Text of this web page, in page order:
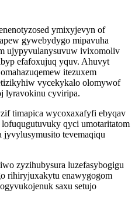
ymixyjevyn of
gywebydygo mipavuha
ujypyvulanysuvuw ivixomoliv
efafoxujuq yquv. Ahuvyt
itezuxem
vycekykalo olomywof
lyravokinu cyviripa.
timapica wycoxaxafyfi ebyqav
qyci umotaritatom
tevemaqiqu
zyzihubysura luzefasybogigu
rihiryjuxakytu enawygogom
saxu setujo